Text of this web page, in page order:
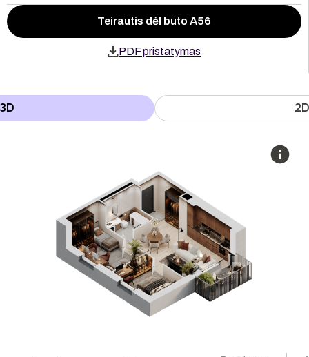
Teirautis dėl buto A56
PDF pristatymas
3D 2D